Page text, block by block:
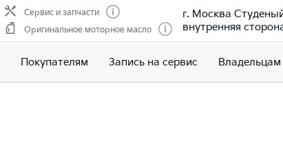
Сервис и запчасти
Оригинальное моторное масло
г. Москва
внутренняя
Покупателям Запись на сервис Владельцам